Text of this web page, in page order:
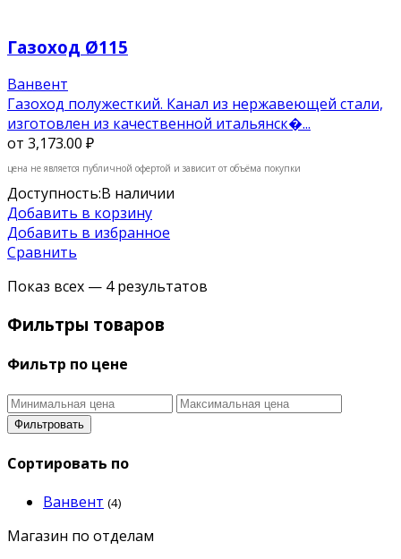
Газоход Ø115
Ванвент
Газоход полужесткий. Канал из нержавеющей стали,
изготовлен из качественной итальянск�...
от 3,173.00 ₽
цена не является публичной офертой и зависит от объёма покупки
Доступность:В наличии
Добавить в корзину
Добавить в избранное
Сравнить
Показ всех — 4 результатов
Фильтры товаров
Фильтр по цене
Фильтровать
Сортировать по
Ванвент (4)
Магазин по отделам